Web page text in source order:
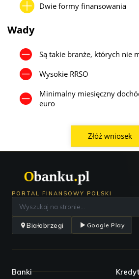
Dwie formy finansowania
Wady
Są takie branże, których nie
Wysokie RRSO
Minimalny miesięczny
euro
Złóż wniosek
PORTAL FINANSOWY POLSKI
Białobrzegi Google Play
Banki